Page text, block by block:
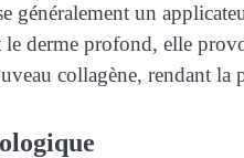
généralement un
derme profond, elle
collagène, rendant la